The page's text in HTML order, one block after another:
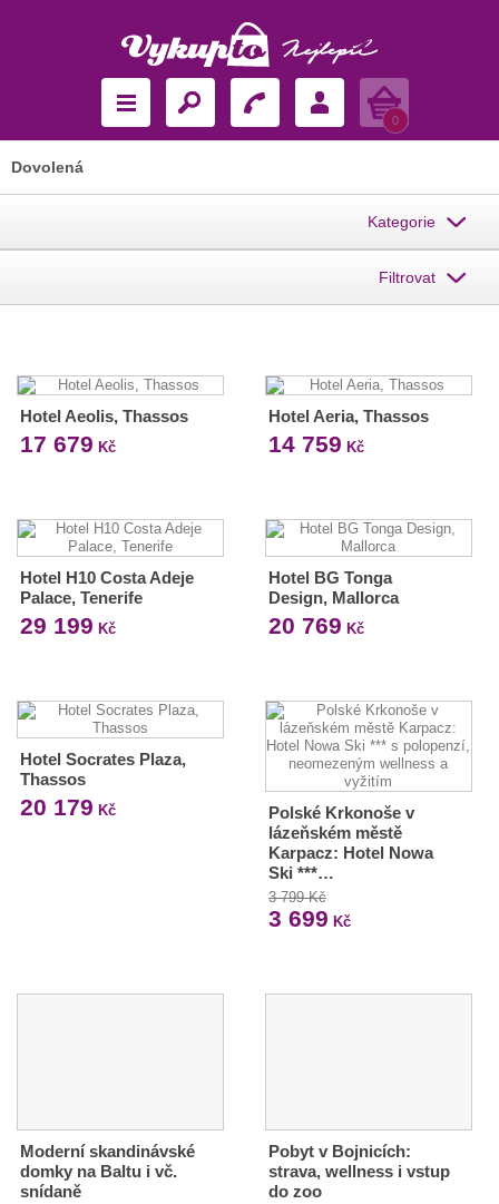
Košík
0
Dovolená
Kategorie
Filtrovat
Hotel Aeolis, Thassos
17 679 Kč
Hotel Aeria, Thassos
14 759 Kč
Hotel H10 Costa Adeje
Palace, Tenerife
29 199 Kč
Hotel BG Tonga
Design, Mallorca
20 769 Kč
Hotel Socrates Plaza,
Thassos
20 179 Kč
Polské Krkonoše v
lázeňském městě
Karpacz: Hotel Nowa
Ski ***…
3 799 Kč
3 699 Kč
Moderní skandinávské
domky na Baltu i vč.
snídaně
Pobyt v Bojnicích:
strava, wellness i vstup
do zoo